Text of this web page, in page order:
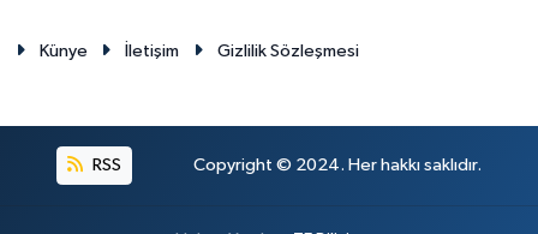
Künye İletişim Gizlilik Sözleşmesi
RSS Copyright © 2024. Her hakkı saklıdır.